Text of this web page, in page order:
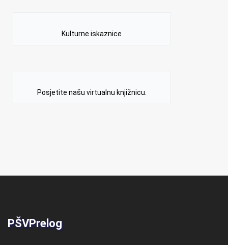
Kulturne iskaznice
Posjetite našu virtualnu knjižnicu.
PŠVPrelog